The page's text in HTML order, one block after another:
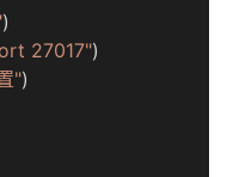
)
27017")
")